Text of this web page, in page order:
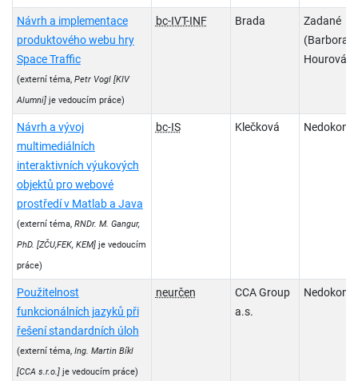
Návrh a implementace
produktového webu hry
Space Traffic
(externí téma, Petr Vogl [KIV
Alumni]je vedoucím práce)
bc-IVT-INF Brada
Zadané
(Barbora
Hourová)
Návrh a vývoj
multimediálních
interaktivních výukových
objektů pro webové
prostředí v Matlab a Java
(externí téma, RNDr. M. Gangur,
PhD. [ZČU,FEK, KEM]je vedoucím
práce)
bc-IS Klečková
Použitelnost
funkcionálních jazyků při
řešení standardních úloh
(externí téma, Ing. Martin Bíkl
[CCA s.r.o.]je vedoucím práce)
neurčen
CCA Group
a.s.